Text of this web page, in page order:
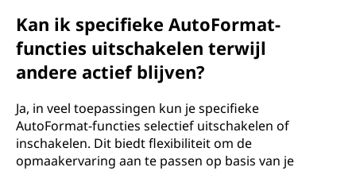
Kan ik specifieke AutoFormat-
functies uitschakelen terwijl
andere actief blijven?
Ja, in veel toepassingen kun je specifieke
AutoFormat-functies selectief uitschakelen of
inschakelen. Dit biedt flexibiliteit om de
opmaakervaring aan te passen op basis van je